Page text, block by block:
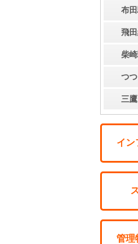
布
飛
柴
つ
三
イン
管理